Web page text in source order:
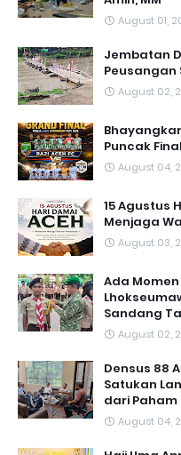
August 01,
Jembatan
Peusangan
August 02,
Puncak
August 04,
15 Agustus
Menjaga
August 03,
Ada Momen
Sandang
August 02,
Densus 88
Satukan
dari Paham
August 04,